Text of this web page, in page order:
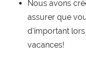
Nous avons
assurer que
d'important
vacances!